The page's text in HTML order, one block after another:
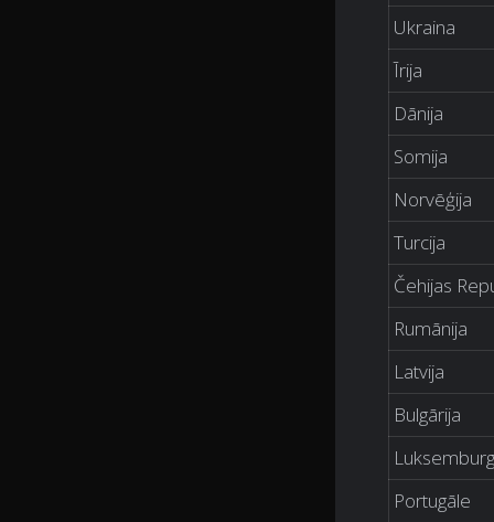
Ukraina
Īrija
Dānija
Somija
Norvēģija
Turcija
Čehijas
Rumānija
Latvija
Bulgārija
Portugāle